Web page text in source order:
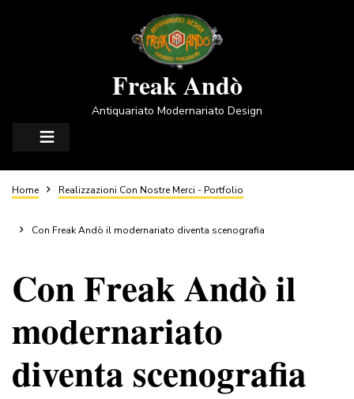
Freak Andò
Antiquariato Modernariato Design
Briciole
di
pane
Home Realizzazioni Con Nostre Merci - Portfolio
Con Freak Andò il modernariato diventa scenografia
Con Freak Andò il
modernariato
diventa scenografia